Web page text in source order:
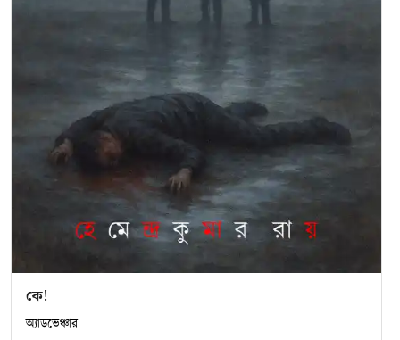
কে!
অ‍্যাডভেঞ্চার